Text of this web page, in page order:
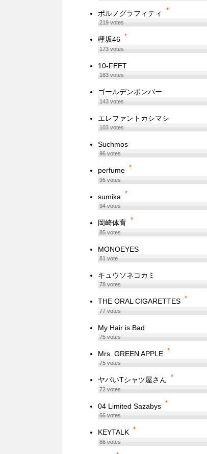
ポルノグラフィティ *
219votes
欅坂46 *
173votes
10-FEET
163votes
ゴールデンボンバー
143votes
エレファントカシマシ
103votes
Suchmos
96votes
perfume *
95votes
sumika *
94votes
岡崎体育 *
85votes
MONOEYES
81vote
キュウソネコカミ
78votes
THE ORAL CIGARETTES *
77votes
My Hair is Bad
75votes
Mrs. GREEN APPLE *
75votes
ヤバいTシャツ屋さん *
72votes
04 Limited Sazabys *
66votes
KEYTALK *
66votes